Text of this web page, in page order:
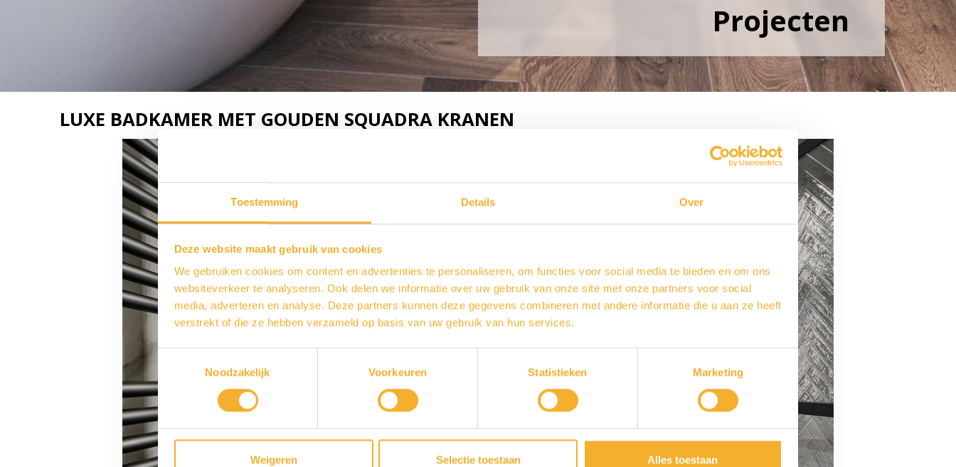
Toestemming Details Over
Deze website maakt gebruik van cookies
We gebruiken cookies om content en advertenties te personaliseren, om functies voor social media te bieden en om ons
websiteverkeer te analyseren. Ook delen we informatie over uw gebruik van onze site met onze partners voor social
media, adverteren en analyse. Deze partners kunnen deze gegevens combineren met andere informatie die u aan ze heeft
verstrekt of die ze hebben verzameld op basis van uw gebruik van hun services.
Noodzakelijk
Voorkeuren Statistieken Marketing
Weigeren Selectie toestaan Alles toestaan
Projecten
LUXE BADKAMER MET GOUDEN SQUADRA KRANEN